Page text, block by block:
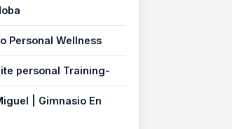
Personal Wellness
personal Training-
| Gimnasio En